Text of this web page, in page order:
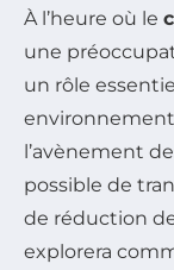
À l’heure où le
une
un rôle
l’avènement
possible de
de réduction
explorera